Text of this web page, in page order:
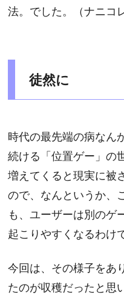
法。でした。（ナニコ
徒然に
時代の最先端の病なん
続ける「位置ゲー」の
増えてくると現実に被
ので、なんというか、
も、ユーザーは別のゲ
起こりやすくなるわけ
今回は、その様子をあ
たのが収穫だったと思